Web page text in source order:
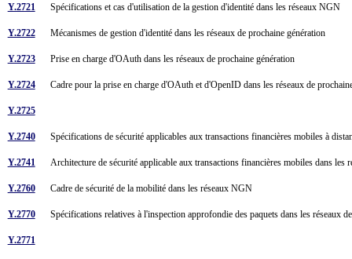
Y.2721 Spécifications et cas d'utilisation de la gestion d'identité dans les réseaux NGN
Y.2722 Mécanismes de gestion d'identité dans les réseaux de prochaine génération
Y.2723 Prise en charge d'OAuth dans les réseaux de prochaine génération
Y.2724 Cadre pour la prise en charge d'OAuth et d'OpenID dans les réseaux de
Y.2725
Y.2740 Spécifications de sécurité applicables aux transactions financières mobiles à
Y.2741 Architecture de sécurité applicable aux transactions financières mobiles dans les
Y.2760 Cadre de sécurité de la mobilité dans les réseaux NGN
Y.2770 Spécifications relatives à l'inspection approfondie des paquets dans les réseaux
Y.2771